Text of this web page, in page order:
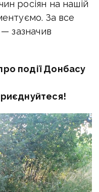
росіян на нашій
За все
зазначив
події Донбасу